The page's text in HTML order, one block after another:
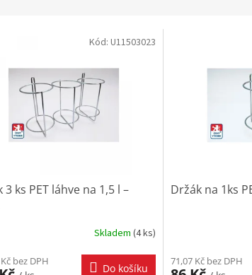
3 ks PET láhve na 1,5 l –
Skladem (4 ks)
bez DPH
Do košíku
Kód: U11503023
Držák na 1ks
71,07 Kč bez DPH